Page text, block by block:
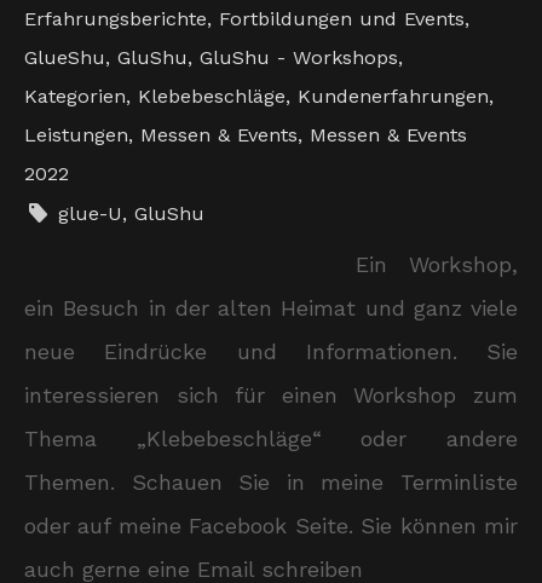
Erfahrungsberichte, Fortbildungen und Events,
GlueShu, GluShu, GluShu - Workshops,
Kategorien, Klebebeschläge, Kundenerfahrungen,
Leistungen, Messen & Events, Messen & Events
2022
glue-U,GluShu
Ein Workshop,
ein Besuch in der alten Heimat und ganz viele
neue Eindrücke und Informationen. Sie
interessieren sich für einen Workshop zum
Thema „Klebebeschläge“ oder andere
Themen. Schauen Sie in meine Terminliste
oder auf meine Facebook Seite. Sie können mir
auch gerne eine Email schreiben